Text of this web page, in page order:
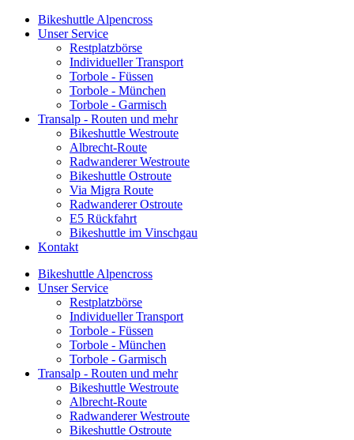
Bikeshuttle Alpencross
Unser Service
Restplatzbörse
Individueller Transport
Torbole - Füssen
Torbole - München
Torbole - Garmisch
Transalp - Routen und mehr
Bikeshuttle Westroute
Albrecht-Route
Radwanderer Westroute
Bikeshuttle Ostroute
Via Migra Route
Radwanderer Ostroute
E5 Rückfahrt
Bikeshuttle im Vinschgau
Kontakt
Bikeshuttle Alpencross
Unser Service
Restplatzbörse
Individueller Transport
Torbole - Füssen
Torbole - München
Torbole - Garmisch
Transalp - Routen und mehr
Bikeshuttle Westroute
Albrecht-Route
Radwanderer Westroute
Bikeshuttle Ostroute